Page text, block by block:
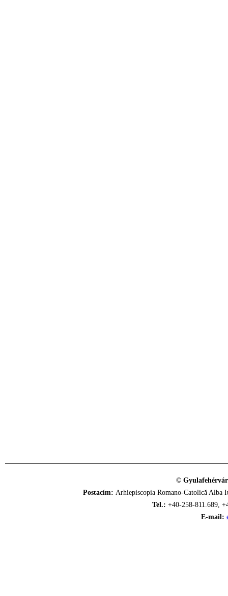
©
Postacím: Arhiepiscopia Romano-Catolică
Tel.: +40-258-811.689,
E-mail: